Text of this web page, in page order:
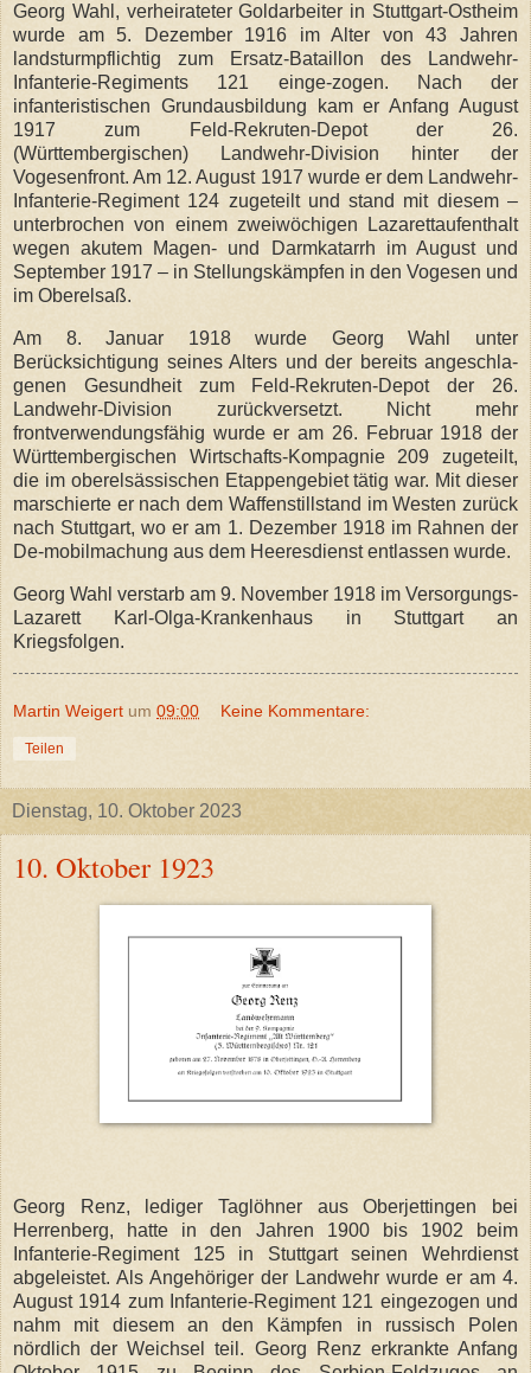
Georg Wahl, verheirateter Goldarbeiter in Stuttgart-Ostheim
wurde am 5. Dezember 1916 im Alter von 43 Jahren
landsturmpflichtig zum Ersatz-Bataillon des Landwehr-
Infanterie-Regiments 121 einge-zogen. Nach der
infanteristischen Grundausbildung kam er Anfang August
1917 zum Feld-Rekruten-Depot der 26.
(Württembergischen) Landwehr-Division hinter der
Vogesenfront. Am 12. August 1917 wurde er dem Landwehr-
Infanterie-Regiment 124 zugeteilt und stand mit diesem –
unterbrochen von einem zweiwöchigen Lazarettaufenthalt
wegen akutem Magen- und Darmkatarrh im August und
September 1917 – in Stellungskämpfen in den Vogesen und
im Oberelsaß.
Am 8. Januar 1918 wurde Georg Wahl unter
Berücksichtigung seines Alters und der bereits angeschla-
genen Gesundheit zum Feld-Rekruten-Depot der 26.
Landwehr-Division zurückversetzt. Nicht mehr
frontverwendungsfähig wurde er am 26. Februar 1918 der
Württembergischen Wirtschafts-Kompagnie 209 zugeteilt,
die im oberelsässischen Etappengebiet tätig war. Mit dieser
marschierte er nach dem Waffenstillstand im Westen zurück
nach Stuttgart, wo er am 1. Dezember 1918 im Rahnen der
De-mobilmachung aus dem Heeresdienst entlassen wurde.
Georg Wahl verstarb am 9. November 1918 im Versorgungs-
Lazarett Karl-Olga-Krankenhaus in Stuttgart an
Kriegsfolgen.
Martin Weigert um 09:00 Keine Kommentare:
Teilen
Dienstag, 10. Oktober 2023
10. Oktober 1923
Georg Renz, lediger Taglöhner aus Oberjettingen bei
Herrenberg, hatte in den Jahren 1900 bis 1902 beim
Infanterie-Regiment 125 in Stuttgart seinen Wehrdienst
abgeleistet. Als Angehöriger der Landwehr wurde er am 4.
August 1914 zum Infanterie-Regiment 121 eingezogen und
nahm mit diesem an den Kämpfen in russisch Polen
nördlich der Weichsel teil. Georg Renz erkrankte Anfang